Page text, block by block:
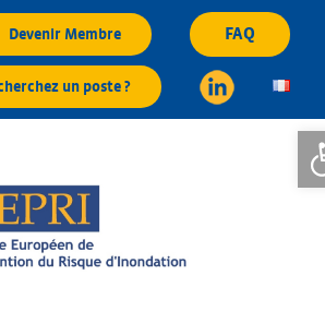
Devenir Membre FAQ
un poste ?